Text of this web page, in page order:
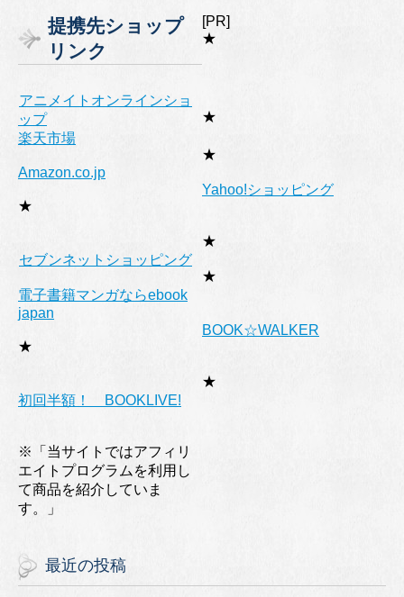
リ
ー
提携先ショップ
リンク
[PR]
★
アニメイトオンラインショ
ップ
★
楽天市場
★
Amazon.co.jp
★
Yahoo!ショッピング
★
セブンネットショッピング
★
電子書籍マンガならebook
japan
★
BOOK☆WALKER
★
初回半額！ BOOKLIVE!
※「当サイトではアフィリ
エイトプログラムを利用し
て商品を紹介していま
す。」
最近の投稿